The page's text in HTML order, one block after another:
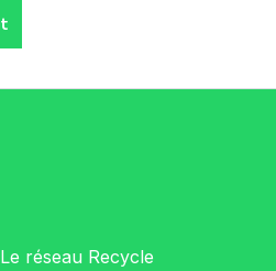
réseau Recycle